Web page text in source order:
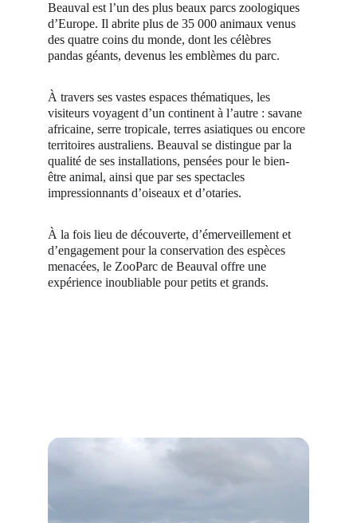
Beauval est l’un des plus beaux parcs zoologiques
d’Europe. Il abrite plus de 35 000 animaux venus
des quatre coins du monde, dont les célèbres
pandas géants, devenus les emblèmes du parc.
À travers ses vastes espaces thématiques, les
visiteurs voyagent d’un continent à l’autre : savane
africaine, serre tropicale, terres asiatiques ou encore
territoires australiens. Beauval se distingue par la
qualité de ses installations, pensées pour le bien-
être animal, ainsi que par ses spectacles
impressionnants d’oiseaux et d’otaries.
À la fois lieu de découverte, d’émerveillement et
d’engagement pour la conservation des espèces
menacées, le ZooParc de Beauval offre une
expérience inoubliable pour petits et grands.